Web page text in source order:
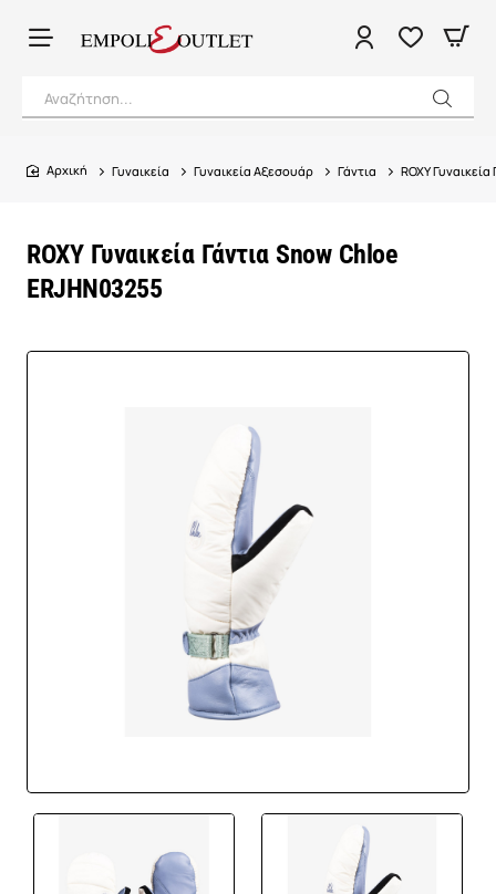
Αναζήτηση...
ROXY Γυναικεία Γάντια Snow Chloe
ERJHN03255
home
Γυναικεία Γυναικεία Αξεσουάρ Γάντια ROXY